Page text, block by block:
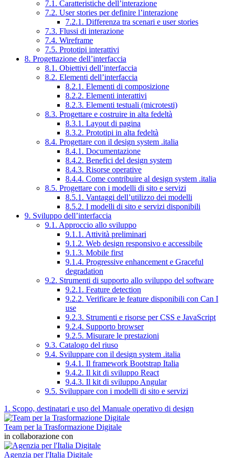
7.1. Caratteristiche dell’interazione
7.2. User stories per definire l’interazione
7.2.1. Differenza tra scenari e user stories
7.3. Flussi di interazione
7.4. Wireframe
7.5. Prototipi interattivi
8. Progettazione dell’interfaccia
8.1. Obiettivi dell’interfaccia
8.2. Elementi dell’interfaccia
8.2.1. Elementi di composizione
8.2.2. Elementi interattivi
8.2.3. Elementi testuali (microtesti)
8.3. Progettare e costruire in alta fedeltà
8.3.1. Layout di pagina
8.3.2. Prototipi in alta fedeltà
8.4. Progettare con il design system .italia
8.4.1. Documentazione
8.4.2. Benefici del design system
8.4.3. Risorse operative
8.4.4. Come contribuire al design system .italia
8.5. Progettare con i modelli di sito e servizi
8.5.1. Vantaggi dell’utilizzo dei modelli
8.5.2. I modelli di sito e servizi disponibili
9. Sviluppo dell’interfaccia
9.1. Approccio allo sviluppo
9.1.1. Attività preliminari
9.1.2. Web design responsivo e accessibile
9.1.3. Mobile first
9.1.4. Progressive enhancement e Graceful
degradation
9.2. Strumenti di supporto allo sviluppo del software
9.2.1. Feature detection
9.2.2. Verificare le feature disponibili con Can I
use
9.2.3. Strumenti e risorse per CSS e JavaScript
9.2.4. Supporto browser
9.2.5. Misurare le prestazioni
9.3. Catalogo del riuso
9.4. Sviluppare con il design system .italia
9.4.1. Il framework Bootstrap Italia
9.4.2. Il kit di sviluppo React
9.4.3. Il kit di sviluppo Angular
9.5. Sviluppare con i modelli di sito e servizi
1. Scopo, destinatari e uso del Manuale operativo di design
Team per la Trasformazione Digitale
in collaborazione con
Agenzia per l'Italia Digitale